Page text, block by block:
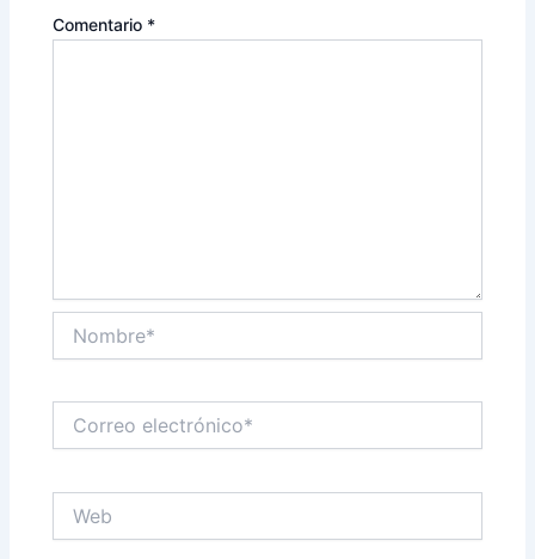
Comentario *
electrónico*